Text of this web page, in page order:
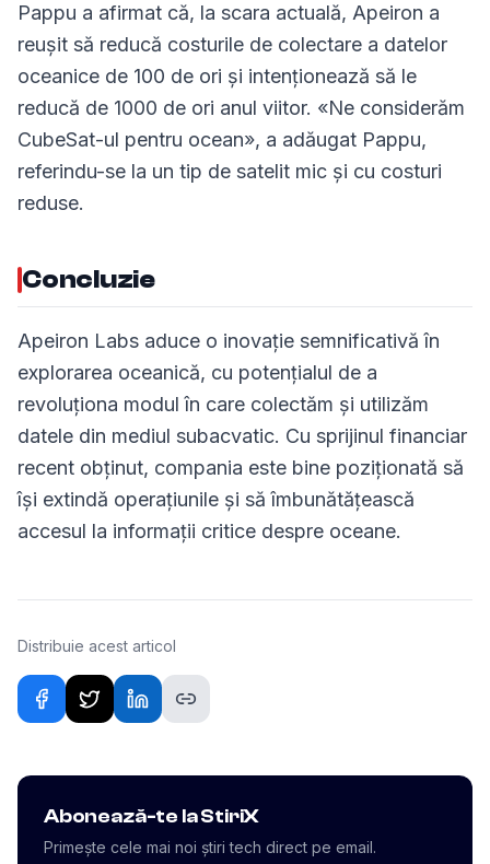
Pappu a afirmat că, la scara actuală, Apeiron a
reușit să reducă costurile de colectare a datelor
oceanice de 100 de ori și intenționează să le
reducă de 1000 de ori anul viitor. «Ne considerăm
CubeSat-ul pentru ocean», a adăugat Pappu,
referindu-se la un tip de satelit mic și cu costuri
reduse.
Concluzie
Apeiron Labs aduce o inovație semnificativă în
explorarea oceanică, cu potențialul de a
revoluționa modul în care colectăm și utilizăm
datele din mediul subacvatic. Cu sprijinul financiar
recent obținut, compania este bine poziționată să
își extindă operațiunile și să îmbunătățească
accesul la informații critice despre oceane.
Distribuie acest articol
Abonează-te la StiriX
Primește cele mai noi știri tech direct pe email.